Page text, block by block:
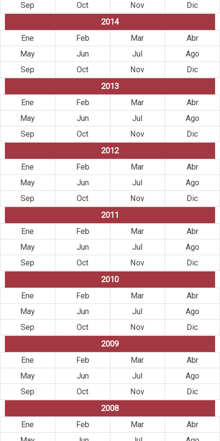
Sep
Oct Nov
Dic
2014
Ene
Feb Mar
Abr
May
Jun Jul
Ago
Sep
Oct Nov
Dic
2013
Ene
Feb Mar
Abr
May
Jun Jul
Ago
Sep
Oct Nov
Dic
2012
Ene
Feb Mar
Abr
May
Jun Jul
Ago
Sep
Oct Nov
Dic
2011
Ene
Feb Mar
Abr
May
Jun Jul
Ago
Sep
Oct Nov
Dic
2010
Ene
Feb Mar
Abr
May
Jun Jul
Ago
Sep
Oct Nov
Dic
2009
Ene
Feb Mar
Abr
May
Jun Jul
Ago
Sep
Oct Nov
Dic
2008
Ene
Feb Mar
Abr